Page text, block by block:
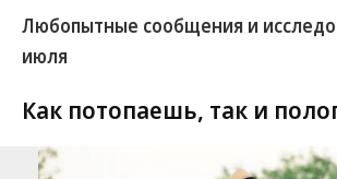
Любопытные сообщения и
июля
Как потопаешь, так и